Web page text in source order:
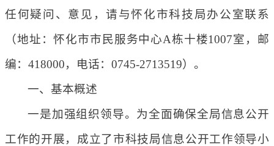
任何疑问、意见，请与怀化市科技局办公室联系
（地址：怀化市市民服务中心A栋十楼1007室，邮
编：418000，电话：0745-2713519）。
一、基本概述
一是加强组织领导。为全面确保全局信息公开
工作的开展，成立了市科技局信息公开工作领导小